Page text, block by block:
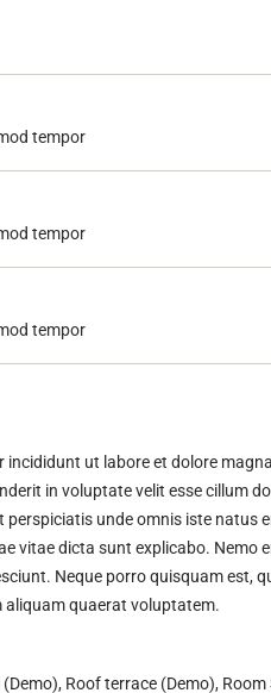
tempor
tempor
tempor
ut labore et dolore
in voluptate velit esse cillum
unde omnis iste
vitae dicta sunt explicabo.
Neque porro quisquam est,
aliquam quaerat voluptatem.
(Demo), Roof terrace (Demo), Room